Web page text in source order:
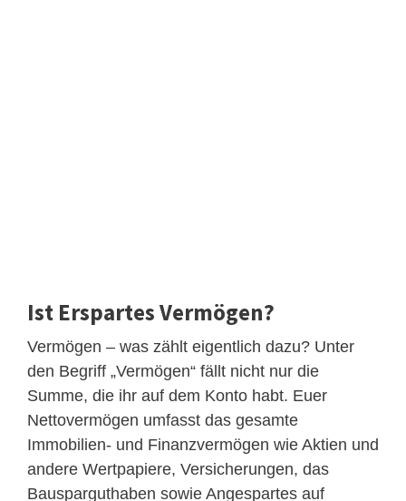
Ist Erspartes Vermögen?
Vermögen – was zählt eigentlich dazu? Unter
den Begriff „Vermögen“ fällt nicht nur die
Summe, die ihr auf dem Konto habt. Euer
Nettovermögen umfasst das gesamte
Immobilien- und Finanzvermögen wie Aktien und
andere Wertpapiere, Versicherungen, das
Bausparguthaben sowie Angespartes auf